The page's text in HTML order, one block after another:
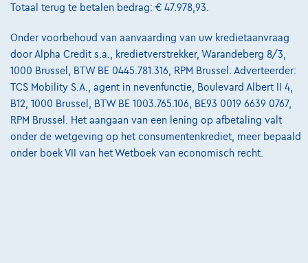
02/2026
30 km Diesel Automaat 125 kW ( 170 PK )
€47.495 1 ✓ BTW aftrekbaar
Vanaf€717,15/maandmet een laatste maandaflossing
van€14.965,65
Ontdek het volledige cijfervoorbeeld
8870 Izegem, Decaigny Izegem
Vergelijk
Totaal terug te betalen bedrag: € 47.978,93.
Onder voorbehoud van aanvaarding van uw kredietaanvraag
door Alpha Credit s.a., kredietverstrekker, Warandeberg 8/3,
1000 Brussel, BTW BE 0445.781.316, RPM Brussel. Adverteerder:
TCS Mobility S.A., agent in nevenfunctie, Boulevard Albert II 4,
B12, 1000 Brussel, BTW BE 1003.765.106, BE93 0019 6639 0767,
RPM Brussel. Het aangaan van een lening op afbetaling valt
onder de wetgeving op het consumentenkrediet, meer bepaald
onder boek VII van het Wetboek van economisch recht.